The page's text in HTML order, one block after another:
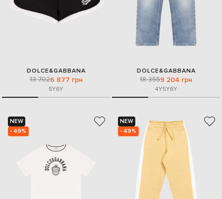
DOLCE&GABBANA
13 7026 877 грн
5Y6Y
DOLCE&GABBANA
18 3559 204 грн
4Y5Y6Y
NEW
- 49%
NEW
- 49%